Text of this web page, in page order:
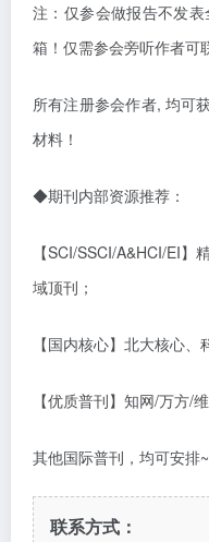
注：仅参会做报告不发
箱！仅需参会旁听作者可
所有注册参会作者, 均可
材料！
◆期刊内部资源推荐：
【SCI/SSCI/A&HCI/EI】
域顶刊；
【国内核心】北大核心、
【优质普刊】知网/万方/
其他国际普刊，均可安排~
联系方式：